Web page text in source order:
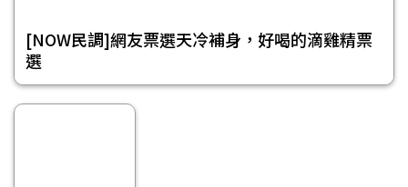
[NOW民調]網友票選天冷補身，好喝的滴雞精票
選